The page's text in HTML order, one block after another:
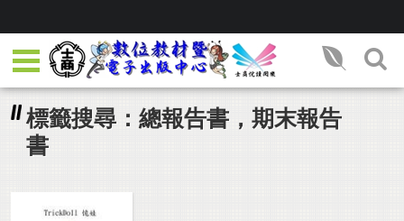
標籤搜尋：總報告書，期末報告
書